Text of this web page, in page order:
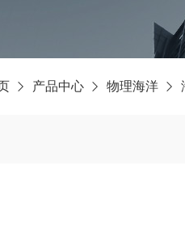
产品中心 物理海洋